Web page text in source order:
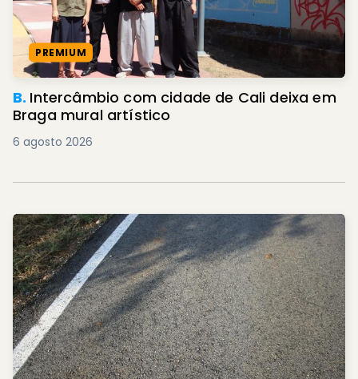
PREMIUM
B. Intercâmbio com cidade de Cali deixa em
Braga mural artístico
6 agosto 2026